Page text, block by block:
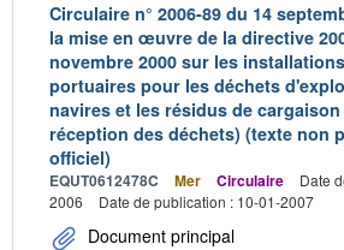
Circulaire n° 2006-89 du 14
la mise en œuvre de la directive
novembre 2000 sur les
portuaires pour les déchets
navires et les résidus de
réception des déchets) (texte non
officiel)
EQUT0612478C Mer Circulaire
Date
2006
Date de publication : 10-01-2007
Document principal